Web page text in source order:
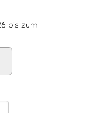
bis zum